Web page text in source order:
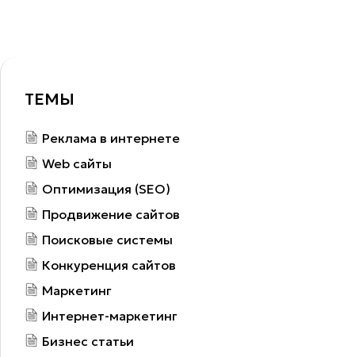
ТЕМЫ
Реклама в интернете
Web сайты
Оптимизация (SEO)
Продвижение сайтов
Поисковые системы
Конкуренция сайтов
Маркетинг
Интернет-маркетинг
Бизнес статьи